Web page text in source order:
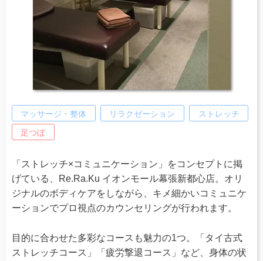
マッサージ・整体 リラクゼーション ストレッチ
足つぼ
「ストレッチ×コミュニケーション」をコンセプトに掲
げている、Re.Ra.Ku イオンモール幕張新都心店。オリ
ジナルのボディケアをしながら、キメ細かいコミュニケ
ーションでプロ視点のカウンセリングが行われます。
目的に合わせた多彩なコースも魅力の1つ。「タイ古式
ストレッチコース」「疲労撃退コース」など、身体の状